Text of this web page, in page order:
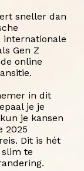
sneller dan
internationale
Gen Z
online
in dit
je je
je kansen
2025
Dit is hét
te